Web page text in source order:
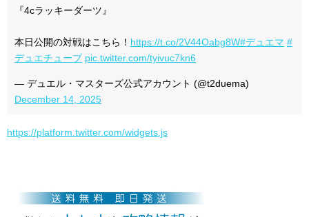
『4cラッキーダーツ』
本日公開の対戦はこちら！ https://t.co/2V44Oabg8W#デュエマ #
デュエチューブ pic.twitter.com/tyivuc7kn6
— デュエル・マスターズ公式アカウント (@t2duema)
December 14, 2025
https://platform.twitter.com/widgets.js